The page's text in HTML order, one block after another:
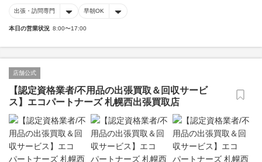
出張・訪問専門 早朝OK
本日の営業状況 8:00〜17:00
店舗公式
【認定資格業者/不用品の出張買取＆回収サービ
ス】エコパートナーズ 札幌西出張買取店